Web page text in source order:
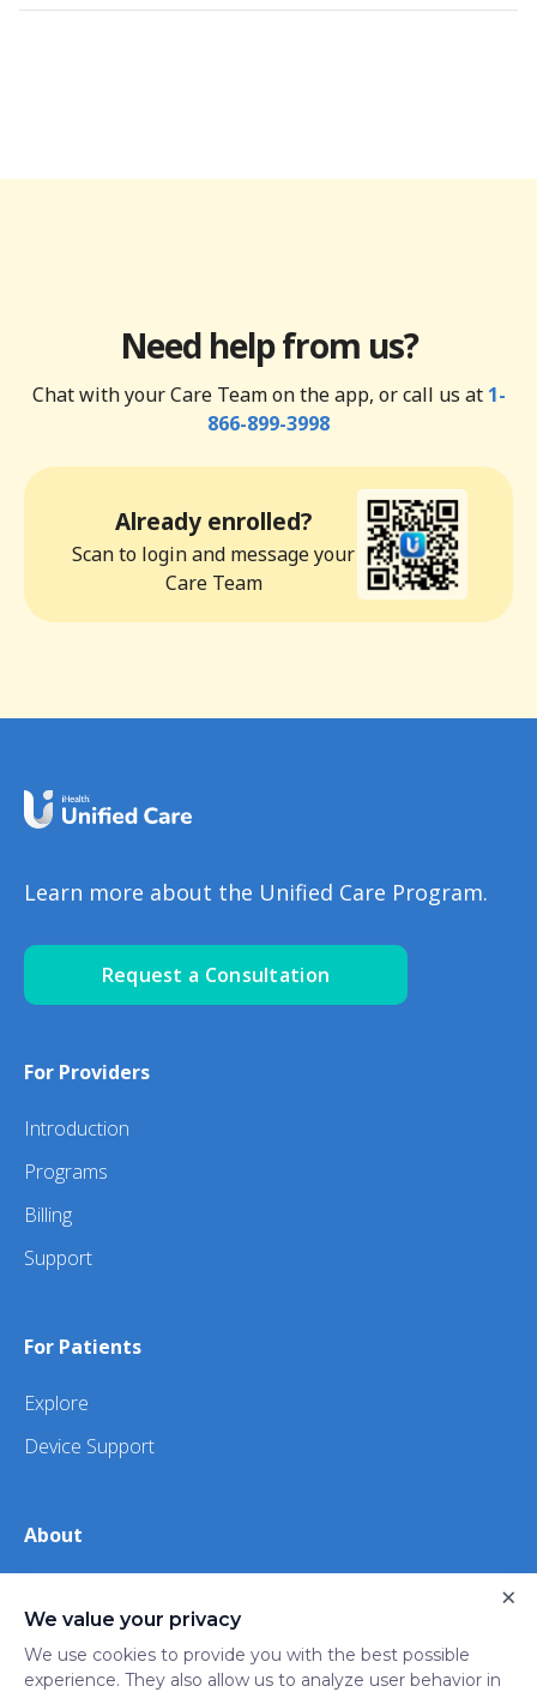
Need help from us?
Chat with your Care Team on the app, or call us at 1-
866-899-3998
Already enrolled?
Scan to login and message your
Care Team
Learn more about the Unified Care Program.
Request a Consultation
For Providers
Introduction
Programs
Billing
Support
For Patients
Explore
Device Support
About
iHealth
We value your privacy
We use cookies to provide you with the best possible
experience. They also allow us to analyze user behavior in
×